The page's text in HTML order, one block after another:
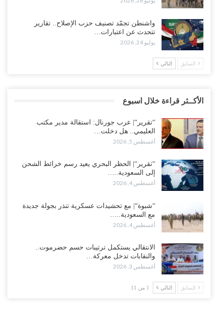
واشنطن تجمّد تصنيف حزب الإصلاح.. تقارير
تتحدث عن اعتبارات…
يوليو 24, 2026
السابق التالي
الأكــثر قراءة خلال اسبوع
“تقرير“| عرب جورنال: استقالة مدير مكتب
العليمي.. هل دخلت…
أغسطس 5, 2026
“تقرير“| الحظر البحري يعيد رسم خرائط الشحن
إلى السعودية..…
أغسطس 4, 2026
“شبوة“| مع تحشيدات عسكرية تنذر بجولة جديدة
مع السعودية..…
أغسطس 4, 2026
الانتقالي يستكمل ترتيبات حسم حضرموت..
والنقابات تدخل معركة…
أغسطس 3, 2026
السابق التالي 1 من 11